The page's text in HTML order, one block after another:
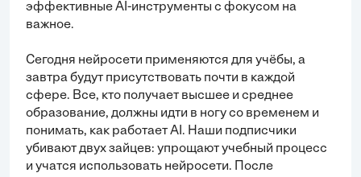
эффективные AI-инструменты с фокусом на
важное.
Сегодня нейросети применяются для учёбы, а
завтра будут присутствовать почти в каждой
сфере. Все, кто получает высшее и среднее
образование, должны идти в ногу со временем и
понимать, как работает AI. Наши подписчики
убивают двух зайцев: упрощают учебный процесс
и учатся использовать нейросети. После